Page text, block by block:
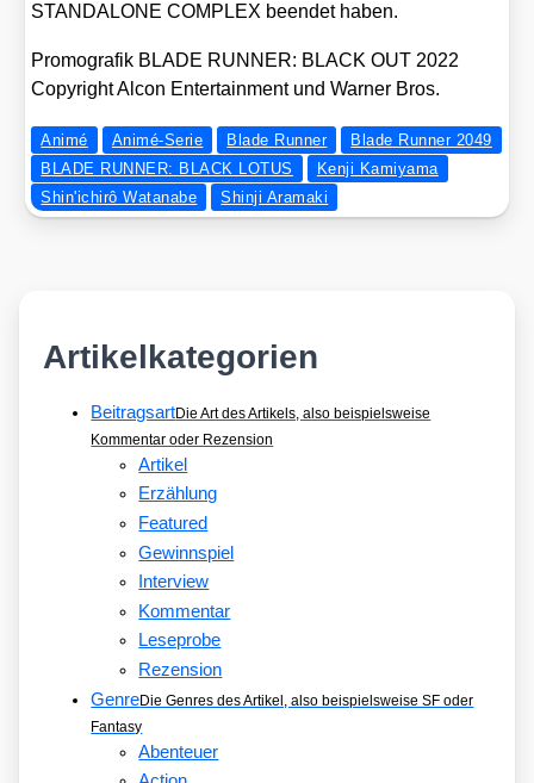
STANDALONE COMPLEX been­det haben.
Pro­mo­gra­fik BLADE RUNNER: BLACK OUT 2022
Copy­right Alcon Enter­tain­ment und War­ner Bros.
Animé Animé-Serie Blade Runner
Blade Runner 2049
BLADE RUNNER: BLACK LOTUS
Kenji Kamiyama
Shin'ichirô Watanabe
Shinji Aramaki
Artikelkategorien
BeitragsartDie Art des Artikels, also beispielsweise
Kommentar oder Rezension
Artikel
Erzählung
Featured
Gewinnspiel
Interview
Kommentar
Leseprobe
Rezension
GenreDie Genres des Artikel, also beispielsweise SF oder
Fantasy
Abenteuer